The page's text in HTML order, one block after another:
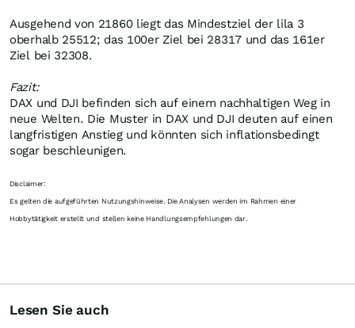
Ausgehend von 21860 liegt das Mindestziel der lila 3
oberhalb 25512; das 100er Ziel bei 28317 und das 161er
Ziel bei 32308.
Fazit:
DAX und DJI befinden sich auf einem nachhaltigen Weg in
neue Welten. Die Muster in DAX und DJI deuten auf einen
langfristigen Anstieg und könnten sich inflationsbedingt
sogar beschleunigen.
Disclaimer:
Es gelten die aufgeführten Nutzungshinweise. Die Analysen werden im Rahmen einer
Hobbytätigkeit erstellt und stellen keine Handlungsempfehlungen dar.
Lesen Sie auch